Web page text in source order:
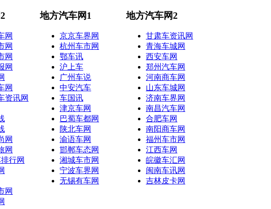
网
网
网
网
网
资讯网
网
网
行网
网
地方汽车网1
京京车界网
杭州车市网
鄂车讯
沪上车
广州车说
中安汽车
车国讯
津京车网
巴蜀车都网
陕北车网
渝语车网
邯郸车态网
湘城车市网
宁波车界网
无锡有车网
地方汽车网2
甘肃车资讯网
青海车城网
西安车网
郑州汽车网
河南商车网
山东车城网
济南车界网
南昌汽车网
合肥车网
南阳商车网
福州车市网
江西车网
皖徽车汇网
闽南车讯网
吉林皮卡网